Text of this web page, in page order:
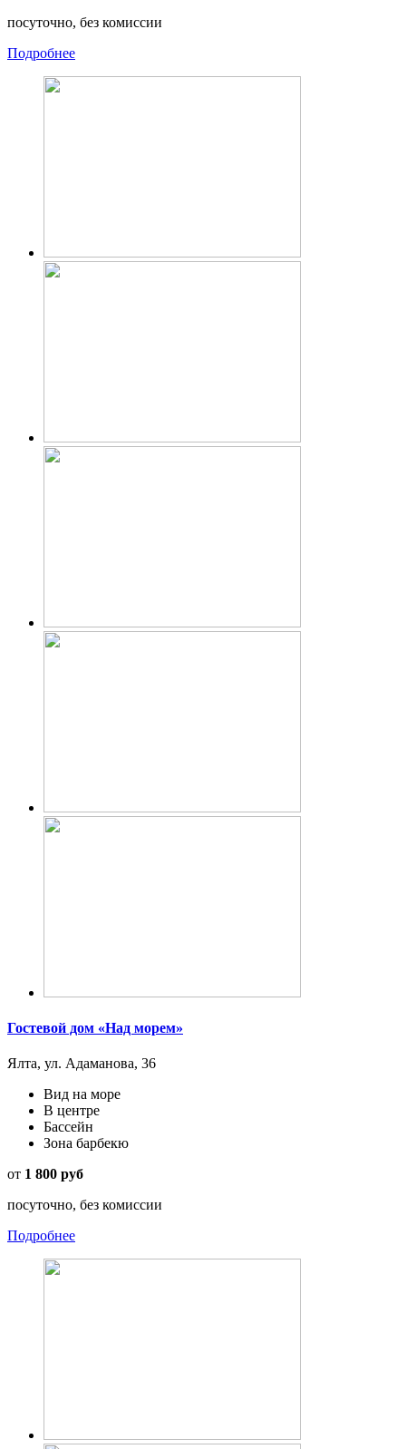
посуточно, без комиссии
Подробнее
Гостевой дом «Над морем»
Ялта, ул. Адаманова, 36
Вид на море
В центре
Бассейн
Зона барбекю
от 1 800 руб
посуточно, без комиссии
Подробнее